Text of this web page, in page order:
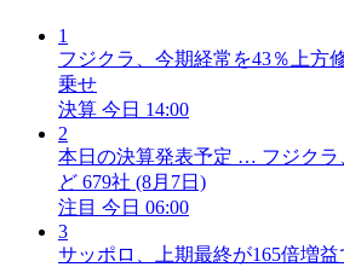
1
フジクラ、今期経常を43％上方
乗せ
決算 今日 14:00
2
本日の決算発表予定 … フジクラ
ど 679社 (8月7日)
注目 今日 06:00
3
サッポロ、上期最終が165倍増